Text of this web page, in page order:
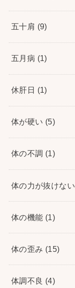
五十肩 (9)
五月病 (1)
休肝日 (1)
体が硬い (5)
体の不調 (1)
体の力が抜けない
体の機能 (1)
体の歪み (15)
体調不良 (4)